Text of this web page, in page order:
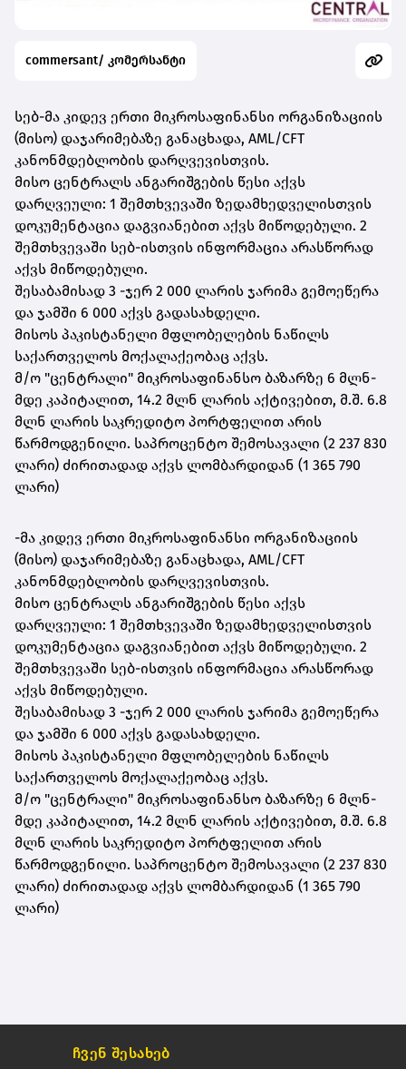
commersant/ კომერსანტი
სებ-მა კიდევ ერთი მიკროსაფინანსი ორგანიზაციის
(მისო) დაჯარიმებაზე განაცხადა, AML/CFT
კანონმდებლობის დარღვევისთვის.
მისო ცენტრალს ანგარიშგების წესი აქვს
დარღვეული: 1 შემთხვევაში ზედამხედველისთვის
დოკუმენტაცია დაგვიანებით აქვს მიწოდებული. 2
შემთხვევაში სებ-ისთვის ინფორმაცია არასწორად
აქვს მიწოდებული.
შესაბამისად 3 -ჯერ 2 000 ლარის ჯარიმა გემოეწერა
და ჯამში 6 000 აქვს გადასახდელი.
მისოს პაკისტანელი მფლობელების ნაწილს
საქართველოს მოქალაქეობაც აქვს.
მ/ო "ცენტრალი" მიკროსაფინანსო ბაზარზე 6 მლნ-
მდე კაპიტალით, 14.2 მლნ ლარის აქტივებით, მ.შ. 6.8
მლნ ლარის საკრედიტო პორტფელით არის
წარმოდგენილი. საპროცენტო შემოსავალი (2 237 830
ლარი) ძირითადად აქვს ლომბარდიდან (1 365 790
ლარი)
-მა კიდევ ერთი მიკროსაფინანსი ორგანიზაციის
(მისო) დაჯარიმებაზე განაცხადა, AML/CFT
კანონმდებლობის დარღვევისთვის.
მისო ცენტრალს ანგარიშგების წესი აქვს
დარღვეული: 1 შემთხვევაში ზედამხედველისთვის
დოკუმენტაცია დაგვიანებით აქვს მიწოდებული. 2
შემთხვევაში სებ-ისთვის ინფორმაცია არასწორად
აქვს მიწოდებული.
შესაბამისად 3 -ჯერ 2 000 ლარის ჯარიმა გემოეწერა
და ჯამში 6 000 აქვს გადასახდელი.
მისოს პაკისტანელი მფლობელების ნაწილს
საქართველოს მოქალაქეობაც აქვს.
მ/ო "ცენტრალი" მიკროსაფინანსო ბაზარზე 6 მლნ-
მდე კაპიტალით, 14.2 მლნ ლარის აქტივებით, მ.შ. 6.8
მლნ ლარის საკრედიტო პორტფელით არის
წარმოდგენილი. საპროცენტო შემოსავალი (2 237 830
ლარი) ძირითადად აქვს ლომბარდიდან (1 365 790
ლარი)
ჩვენ შესახებ